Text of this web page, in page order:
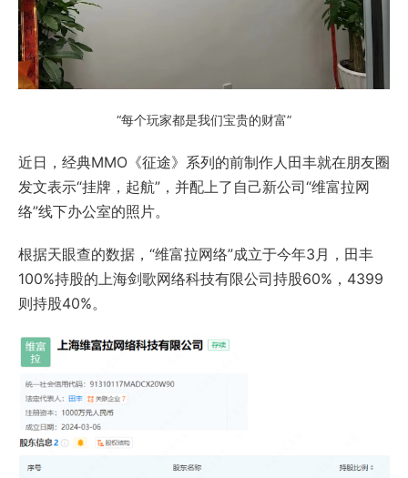
“每个玩家都是我们宝贵的财富”
近日，经典MMO《征途》系列的前制作人田丰就在朋友圈
发文表示“挂牌，起航”，并配上了自己新公司“维富拉网
络”线下办公室的照片。
根据天眼查的数据，“维富拉网络”成立于今年3月，田丰
100%持股的上海剑歌网络科技有限公司持股60%，4399
则持股40%。